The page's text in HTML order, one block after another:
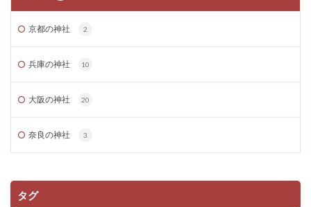
京都の神社 2
兵庫の神社 10
大阪の神社 20
奈良の神社 3
タグ